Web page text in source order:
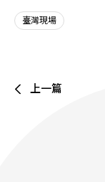
臺灣現場
上一篇